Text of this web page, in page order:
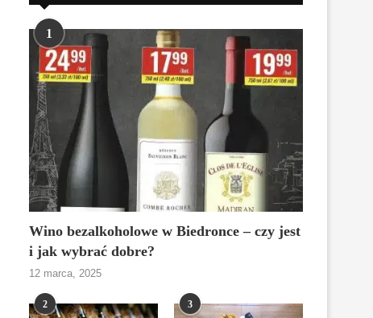
1
Wino bezalkoholowe w Biedronce – czy jest
i jak wybrać dobre?
12 marca, 2025
2 3